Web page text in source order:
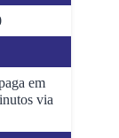
em
via